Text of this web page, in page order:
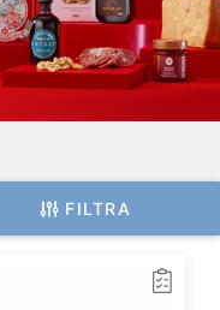
FILTRA